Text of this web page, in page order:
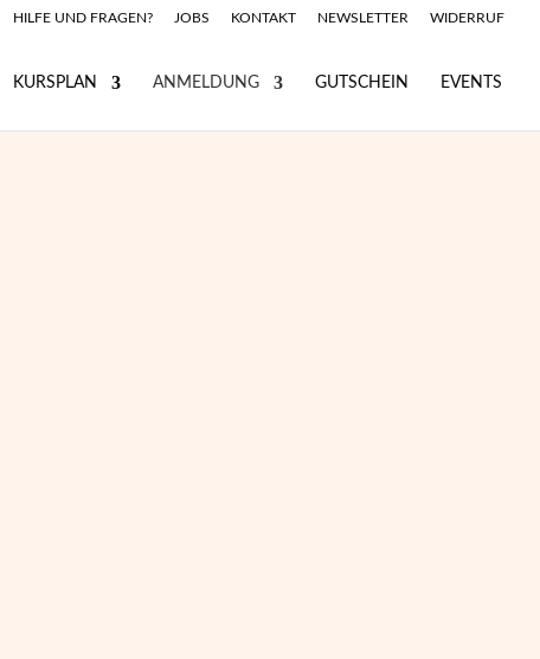
HILFE UND FRAGEN? JOBS KONTAKT NEWSLETTER WIDERRUF
KURSPLAN ANMELDUNG GUTSCHEIN EVENTS